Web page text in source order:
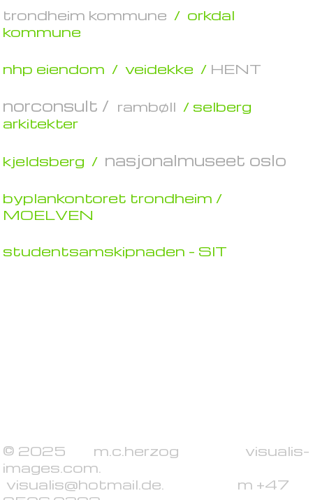
trondheim kommune / orkdal
kommune
nhp eiendom /veidekke / HENT
norconsult / rambøll / selberg
arkitekter
kjeldsberg / nasjonalmuseet oslo
byplankontoret trondheim /
MOELVEN
studentsamskipnaden - SIT
© 2025 m.c.herzog visualis-
images.com.
visualis@hotmail.de. m +47